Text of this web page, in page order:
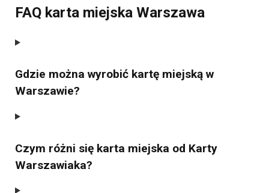
FAQ karta miejska Warszawa
Gdzie można wyrobić kartę miejską w
Warszawie?
Czym różni się karta miejska od Karty
Warszawiaka?